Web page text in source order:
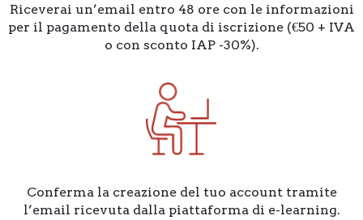
Riceverai un’email entro 48 ore con le informazioni
per il pagamento della quota di iscrizione (€50 + IVA
o con sconto IAP -30%).
Conferma la creazione del tuo account tramite
l’email ricevuta dalla piattaforma di e-learning.